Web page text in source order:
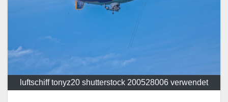
luftschiff tonyz20 shutterstock 200528006 verwendet